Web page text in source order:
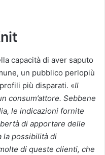
capacità di aver saputo
un pubblico perlopiù
più disparati. «Il
consum’attore. Sebbene
le indicazioni fornite
di apportare delle
la possibilità di
di queste clienti, che